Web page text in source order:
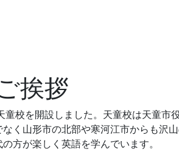
校を開設しました。天童校は天童
く山形市の北部や寒河江市からも沢
方が楽しく英語を学んでいます。